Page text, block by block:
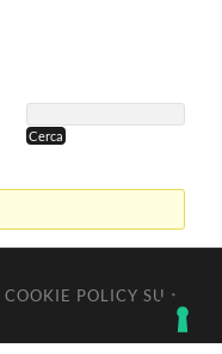
COOKIE POLICY SU ↑